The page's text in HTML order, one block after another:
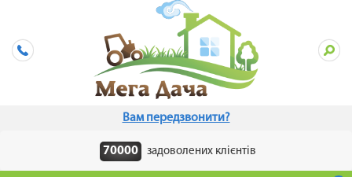
Вам передзвонити?
70000 задоволених клієнтів